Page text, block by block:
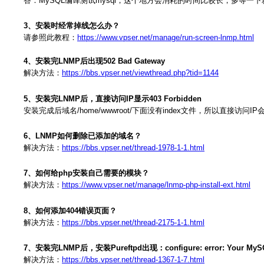
3、安装时经常掉线怎么办？
请参照此教程： https://www.vpser.net/manage/run-screen-lnmp.html
4、安装完LNMP后出现502 Bad Gateway
解决方法： https://bbs.vpser.net/viewthread.php?tid=1144
5、安装完LNMP后，直接访问IP显示403 Forbidden
安装完成后域名/home/wwwroot/下面没有index文件，所以直接访问IP
6、LNMP如何删除已添加的域名？
解决方法： https://bbs.vpser.net/thread-1978-1-1.html
7、如何给php安装自己需要的模块？
解决方法： https://www.vpser.net/manage/lnmp-php-install-ext.html
8、如何添加404错误页面？
解决方法： https://bbs.vpser.net/thread-2175-1-1.html
7、安装完LNMP后，安装Pureftpd出现：configure: error: Your
解决方法： https://bbs.vpser.net/thread-1367-1-7.html